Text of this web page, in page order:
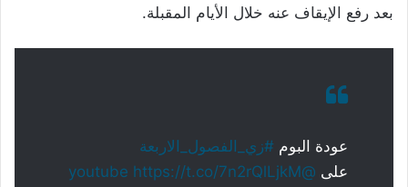
بعد رفع الإيقاف عنه خلال الأيام المقبلة.
عودة البوم #زي_الفصول_الاربعة
على @youtube
https://t.co/7n2rQlLjkM